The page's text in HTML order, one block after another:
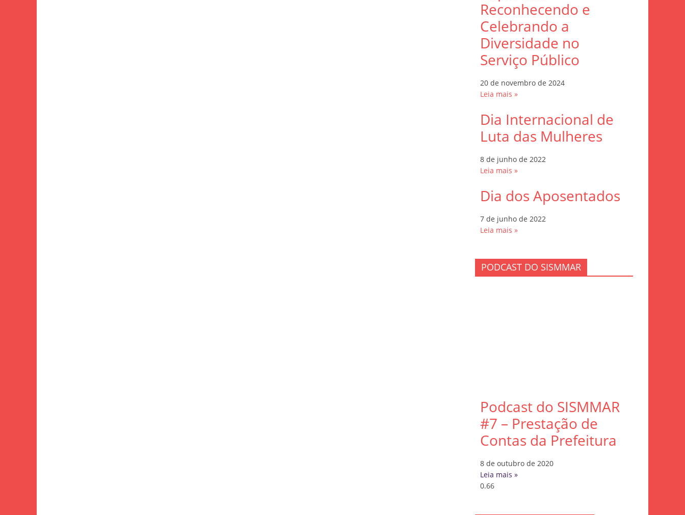
Reconhecendo e
Celebrando a
Diversidade no
Serviço Público
20 de novembro de 2024
Leia mais »
Dia Internacional de
Luta das Mulheres
8 de junho de 2022
Leia mais »
Dia dos Aposentados
7 de junho de 2022
Leia mais »
PODCAST DO SISMMAR
Podcast do SISMMAR
#7 – Prestação de
Contas da Prefeitura
8 de outubro de 2020
Leia mais »